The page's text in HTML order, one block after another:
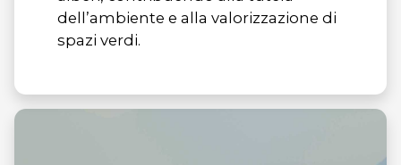
dell’ambiente e alla valorizzazione di
spazi verdi.